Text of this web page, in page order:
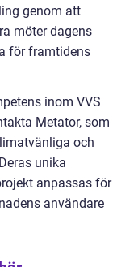
genom att
möter dagens
för framtidens
inom VVS
Metator, som
och
unika
anpassas för
användare